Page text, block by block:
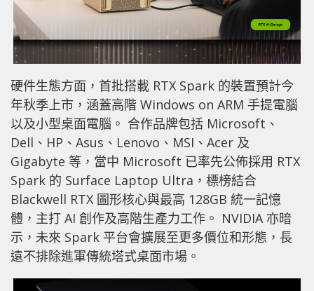
硬件生態方面，首批搭載 RTX Spark 的裝置預計今
年秋季上市，涵蓋高階 Windows on ARM 手提電腦
以及小型桌面電腦。 合作品牌包括 Microsoft、
Dell、HP、Asus、Lenovo、MSI、Acer 及
Gigabyte 等，當中 Microsoft 已率先公佈採用 RTX
Spark 的 Surface Laptop Ultra，標榜結合
Blackwell RTX 圖形核心與最高 128GB 統一記憶
體，主打 AI 創作及高階生產力工作。 NVIDIA 亦暗
示，未來 Spark 平台會擴展至更多價位和形態，長
遠不排除進軍傳統塔式桌面市場。